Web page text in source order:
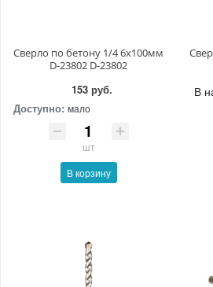
Сверло по бетону 1/4 6x100мм
D-23802 D-23802
153 руб.
Доступно: мало
шт
В корзину
В